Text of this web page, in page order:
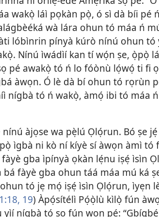
wakọ̀ láì pọkàn pọ̀, ó sì dà bíi pé
wà lára ohun tó máa ń
lóbìnrin pínyà kúrò nínú ohun tó
Nínú ìwádìí kan tí wọ́n ṣe, ọ̀pọ̀
pé awakọ̀ tó ń lo fóònù lọ́wọ́ ti fi
àwọn. Ó lè dà bí ohun tó rọrùn
nígbà tó ń wakọ̀, àmọ́ ibi tó máa
àjọse wa pẹ̀lú Ọlọ́run. Bó ṣe
ìgbà ni kò ní kíyè sí àwọn àmì tó
gba ìpínyà ọkàn lẹ́nu iṣẹ́ ìsìn
fàyè gba ohun táá máa mú ká
tó jẹ mọ́ iṣẹ́ ìsìn Ọlọ́run, ìyẹn
19) Àpọ́sítélì Pọ́ọ̀lù kìlọ̀ fún
nígbà tó sọ fún wọn pé: